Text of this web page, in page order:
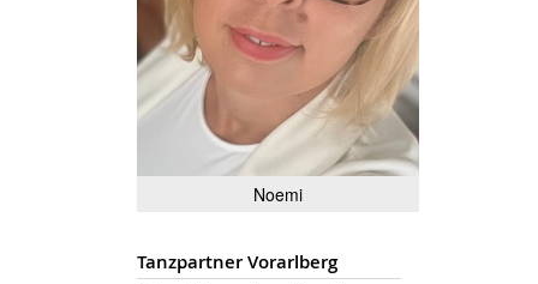
Noemi
Tanzpartner Vorarlberg